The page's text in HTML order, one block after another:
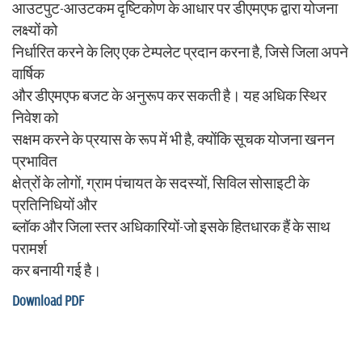
आउटपुट-आउटकम दृष्टिकोण के आधार पर डीएमएफ द्वारा योजना
लक्ष्यों को
निर्धारित करने के लिए एक टेम्पलेट प्रदान करना है, जिसे जिला अपने
वार्षिक
और डीएमएफ बजट के अनुरूप कर सकती है। यह अधिक स्थिर
निवेश को
सक्षम करने के प्रयास के रूप में भी है, क्योंकि सूचक योजना खनन
प्रभावित
क्षेत्रों के लोगों, ग्राम पंचायत के सदस्यों, सिविल सोसाइटी के
प्रतिनिधियों और
ब्लॉक और जिला स्तर अधिकारियों-जो इसके हितधारक हैं के साथ
परामर्श
कर बनायी गई है।
Download PDF